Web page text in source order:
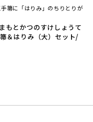
箒に「はりみ」のちりとりが
もとかつのすけしょうて
＆はりみ（大）セット/